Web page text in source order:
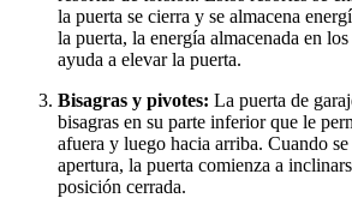
la puerta se cierra y se almacena
la puerta, la energía almacenada en
ayuda a elevar la puerta.
Bisagras y pivotes: La puerta de
bisagras en su parte inferior que le
afuera y luego hacia arriba. Cuando
apertura, la puerta comienza a
posición cerrada.